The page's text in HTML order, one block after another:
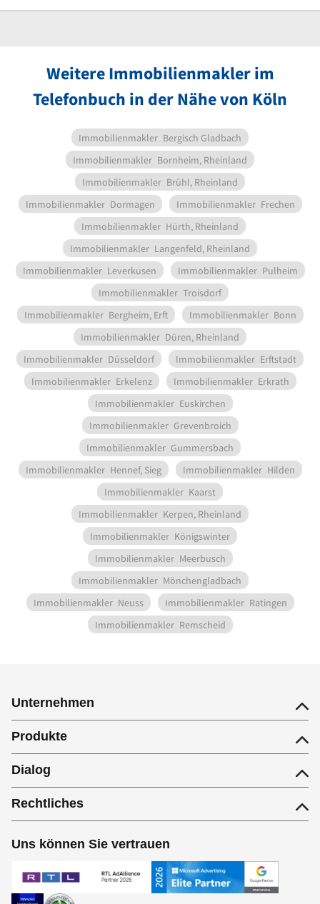
Weitere Immobilienmakler im
Telefonbuch in der Nähe von Köln
Immobilienmakler Bergisch Gladbach
Immobilienmakler Bornheim, Rheinland
Immobilienmakler Brühl, Rheinland
Immobilienmakler Dormagen Immobilienmakler Frechen
Immobilienmakler Hürth, Rheinland
Immobilienmakler Langenfeld, Rheinland
Immobilienmakler Leverkusen Immobilienmakler Pulheim
Immobilienmakler Troisdorf
Immobilienmakler Bergheim, Erft Immobilienmakler Bonn
Immobilienmakler Düren, Rheinland
Immobilienmakler Düsseldorf Immobilienmakler Erftstadt
Immobilienmakler Erkelenz Immobilienmakler Erkrath
Immobilienmakler Euskirchen
Immobilienmakler Grevenbroich
Immobilienmakler Gummersbach
Immobilienmakler Hennef, Sieg Immobilienmakler Hilden
Immobilienmakler Kaarst
Immobilienmakler Kerpen, Rheinland
Immobilienmakler Königswinter
Immobilienmakler Meerbusch
Immobilienmakler Mönchengladbach
Immobilienmakler Neuss Immobilienmakler Ratingen
Immobilienmakler Remscheid
Unternehmen
Produkte
Dialog
Rechtliches
Uns können Sie vertrauen